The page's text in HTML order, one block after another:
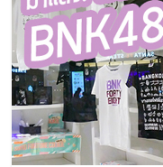
ทุน
ไว,
ที่
ปรึกษา
การ
ลงทุน
และ
ขยาย